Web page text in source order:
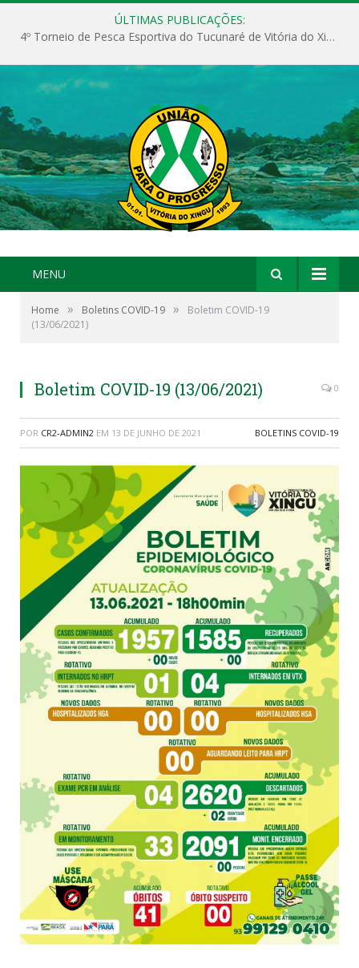
ÚLTIMAS PUBLICAÇÕES:
4º Torneio de Pesca Esportiva do Tucunaré de Vitória do Xingu
MENU
Home » Boletins COVID-19 »
Boletim COVID-19
(13/06/2021)
Boletim COVID-19 (13/06/2021) 0
POR CR2-ADMIN2 EM 13 DE JUNHO DE 2021 BOLETINS COVID-19